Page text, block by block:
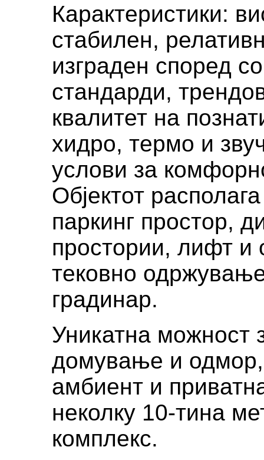
Карактеристики:
стабилен,
изграден според
стандарди,
квалитет на
хидро, термо и
услови за
Објектот
паркинг простор,
простории, лифт и
тековно
градинар.
Уникатна можност
домување и
амбиент и
неколку 10-тина
комплекс.